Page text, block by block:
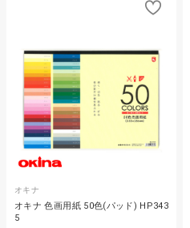
オキナ
オキナ 色画用紙 50色(パッド) HP343
5